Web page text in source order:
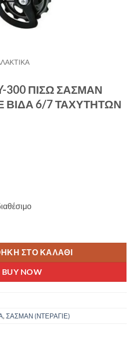
300 ΠΙΣΩ ΣΑΣΜΑΝ
6/7 ΤΑΧΥΤΗΤΩΝ
ΣΤΟ ΚΑΛΆΘΙ
BUY NOW
, ΣΑΣΜΑΝ (ΝΤΕΡΑΓΙΕ)